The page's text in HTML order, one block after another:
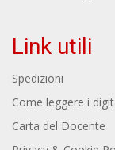
Link utili
Spedizioni
Come leggere i
Carta del Docente